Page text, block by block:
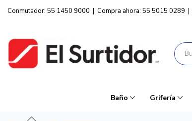
Conmutador: 55 1450 9000 | Compra ahora: 55 5015 0289 |
Baño Grifería